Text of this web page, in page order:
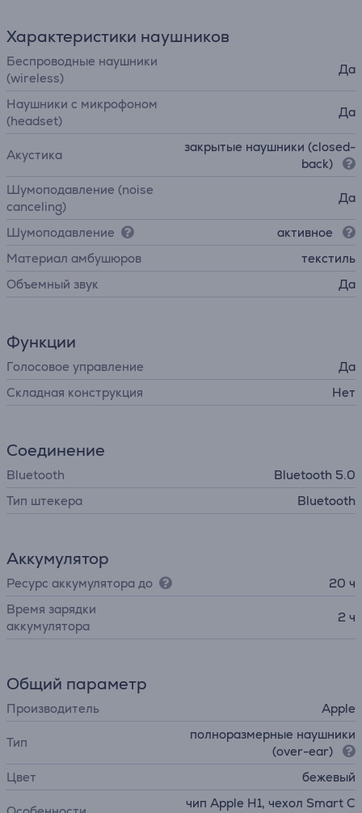
Характеристики наушников
Беспроводные наушники
(wireless)
Да
Наушники с микрофоном
(headset)
Да
Акустика
закрытые наушники (closed-
back)
Шумоподавление (noise
canceling)
Да
Шумоподавление
активное
Материал амбушюров
текстиль
Объемный звук
Да
Функции
Голосовое управление
Да
Складная конструкция
Нет
Соединение
Bluetooth
Bluetooth 5.0
Тип штекера
Bluetooth
Аккумулятор
Ресурс аккумулятора до
20 ч
Время зарядки
аккумулятора
2 ч
Общий параметр
Производитель Apple
Тип
полноразмерные наушники
(over-ear)
Цвет
бежевый
чип Apple H1, чехол Smart C